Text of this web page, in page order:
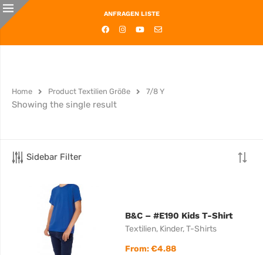
ANFRAGEN LISTE
Home Product Textilien Größe 7/8 Y
Showing the single result
Sidebar Filter
B&C – #E190 Kids T-Shirt
Textilien, Kinder,T-Shirts
From:€4.88